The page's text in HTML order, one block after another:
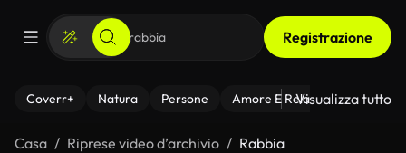
Registrazione
Coverr+ Natura Persone Amore E Relazioni Il
Visualizza tutto
Casa Riprese video d’archivio Rabbia